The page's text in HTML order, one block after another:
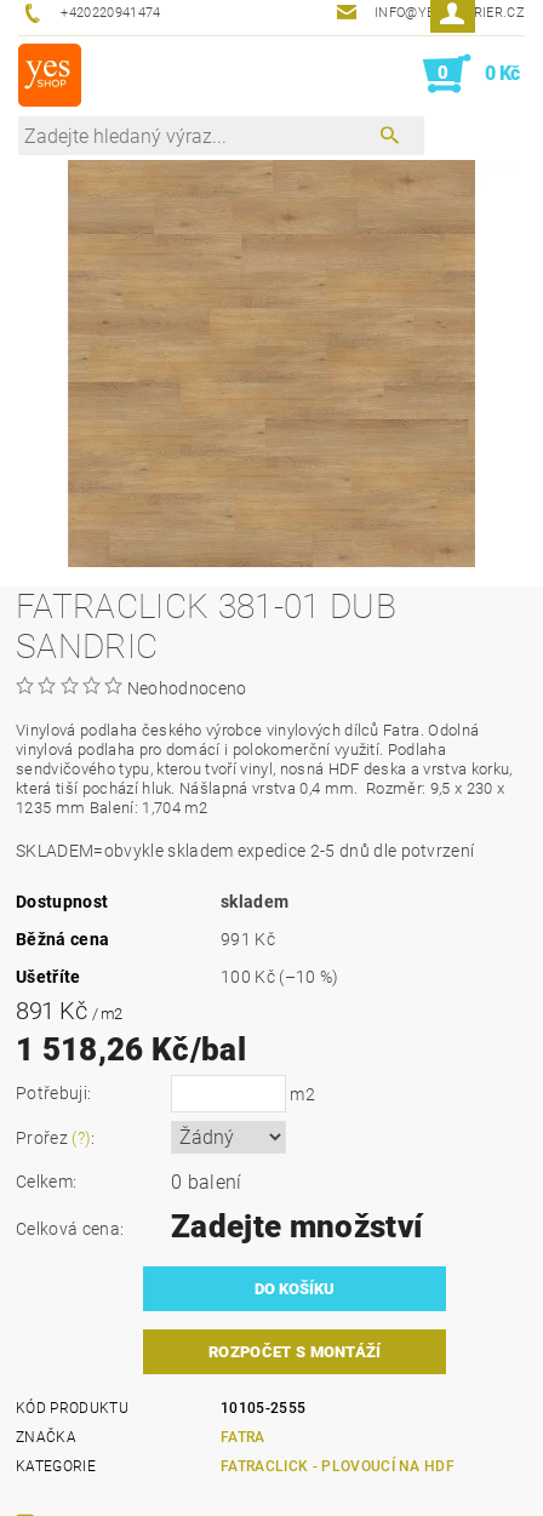
+420220941474 INFO@YESINTERIER.CZ
0 0 Kč
FATRACLICK 381-01 DUB
SANDRIC
Neohodnoceno
Vinylová podlaha českého výrobce vinylových dílců Fatra. Odolná
vinylová podlaha pro domácí i polokomerční využití. Podlaha
sendvičového typu, kterou tvoří vinyl, nosná HDF deska a vrstva korku,
která tiší pochází hluk. Nášlapná vrstva 0,4 mm.
Rozměr: 9,5 x 230 x
1235 mm Balení: 1,704 m2
SKLADEM=obvykle skladem expedice 2-5 dnů dle potvrzení
Dostupnost
skladem
Běžná cena
991 Kč
Ušetříte
100 Kč (–10 %)
891 Kč / m2
1 518,26 Kč/bal
Potřebuji: m2
Prořez (?):
Celkem: 0 balení
Celková cena: Zadejte množství
ROZPOČET S MONTÁŽÍ
KÓD PRODUKTU
10105-2555
ZNAČKA
FATRA
KATEGORIE
FATRACLICK - PLOVOUCÍ NA HDF